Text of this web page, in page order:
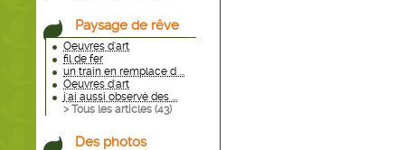
Paysage de rêve
Oeuvres d'art
fil de fer
un train en remplace d ...
Oeuvres d'art
j'ai aussi observé des ...
> Tous les articles (43)
Des photos